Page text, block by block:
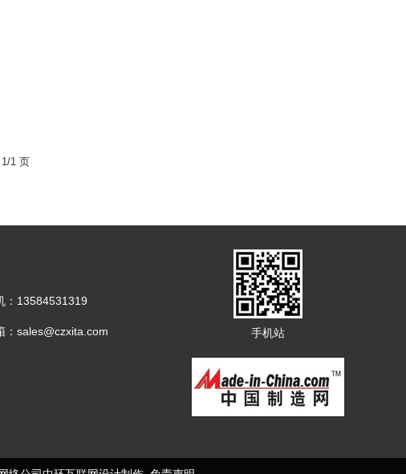
1 页
：13584531319
： sales@czxita.com 手机站